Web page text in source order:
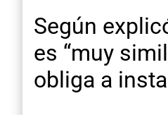
Según
es “muy
obliga a